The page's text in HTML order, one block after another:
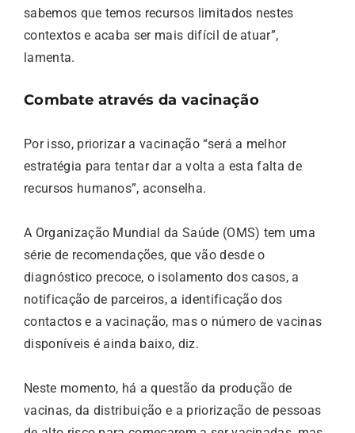
sabemos que temos recursos limitados nestes
contextos e acaba ser mais difícil de atuar”,
lamenta.
Combate através da vacinação
Por isso, priorizar a vacinação “será a melhor
estratégia para tentar dar a volta a esta falta de
recursos humanos”, aconselha.
A Organização Mundial da Saúde (OMS) tem uma
série de recomendações, que vão desde o
diagnóstico precoce, o isolamento dos casos, a
notificação de parceiros, a identificação dos
contactos e a vacinação, mas o número de vacinas
disponíveis é ainda baixo, diz.
Neste momento, há a questão da produção de
vacinas, da distribuição e a priorização de pessoas